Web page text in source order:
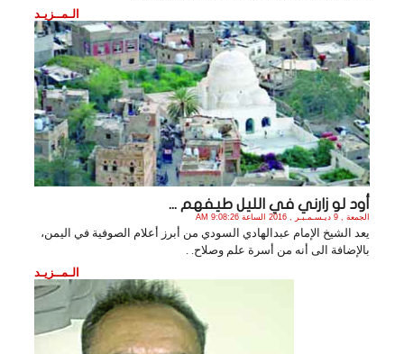
الـمــزيـد
أود لو زارني في الليل طيفهم ...
الجمعة , 9 ديـسـمـبـر , 2016 الساعة 9:08:26 AM
يعد الشيخ الإمام عبدالهادي السودي من أبرز أعلام الصوفية في اليمن،
بالإضافة الى أنه من أسرة علم وصلاح. .
الـمــزيـد